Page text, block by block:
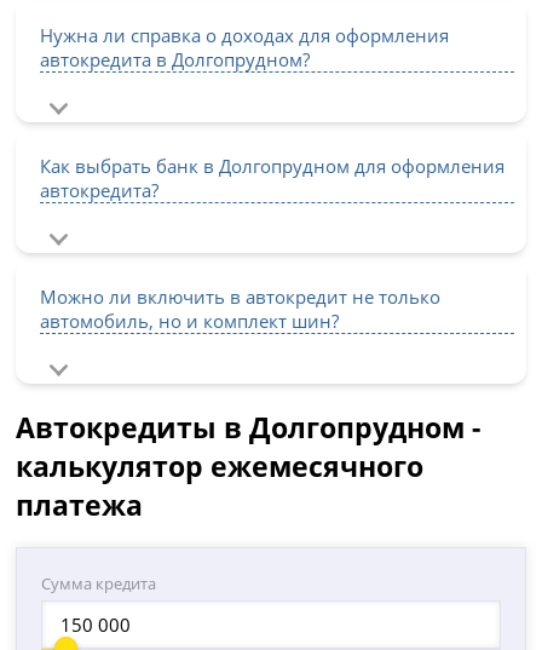
Нужна ли справка о доходах для оформления
автокредита в Долгопрудном?
Как выбрать банк в Долгопрудном для оформления
автокредита?
Можно ли включить в автокредит не только
автомобиль, но и комплект шин?
Автокредиты в Долгопрудном -
калькулятор ежемесячного
платежа
Сумма кредита